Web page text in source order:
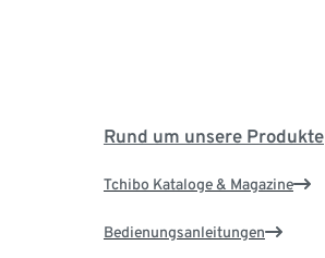
Rund um unsere Produkte
Tchibo Kataloge & Magazine
Bedienungsanleitungen